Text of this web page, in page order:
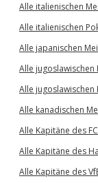
Alle italienischen
Alle italienischen
Alle japanischen
Alle jugoslawischen
Alle jugoslawischen
Alle kanadischen
Alle Kapitäne des
Alle Kapitäne des
Alle Kapitäne des